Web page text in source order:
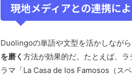
現地メディアとの連携に
Duolingoの単語や文型を活かしなが
を磨く 方法が効果的だ。たとえば、
ラマ「La Casa de los Famosos（ス